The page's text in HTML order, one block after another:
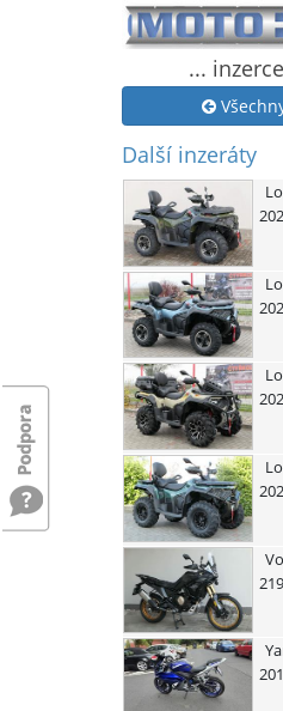
...
Další inzeráty